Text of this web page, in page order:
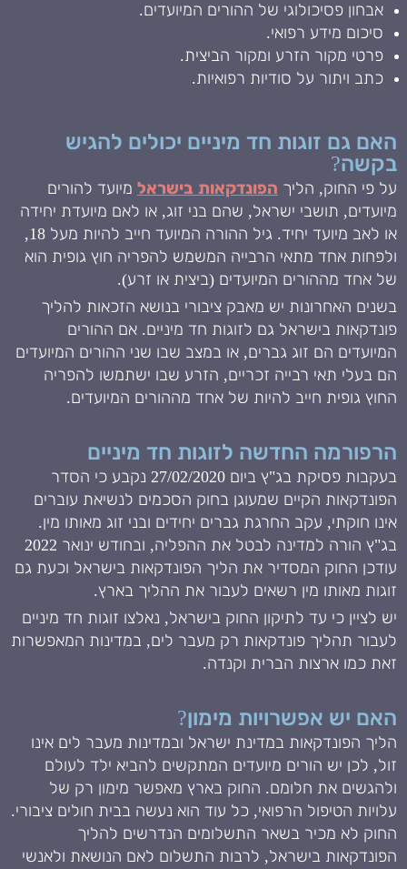
אבחון פסיכולוגי של ההורים המיועדים.
סיכום מידע רפואי.
פרטי מקור הזרע ומקור הביצית.
כתב ויתור על סודיות רפואיות.
האם גם זוגות חד מיניים יכולים להגיש
בקשה?
על פי החוק, הליך הפונדקאות בישראל מיועד להורים
מיועדים, תושבי ישראל, שהם בני זוג, או לאם מיועדת יחידה
או לאב מיועד יחיד. גיל ההורה המיועד חייב להיות מעל 18,
ולפחות אחד מתאי הרבייה המשמש להפריה חוץ גופית הוא
של אחד מההורים המיועדים (ביצית או זרע).
בשנים האחרונות יש מאבק ציבורי בנושא הזכאות להליך
פונדקאות בישראל גם לזוגות חד מיניים. אם ההורים
המיועדים הם זוג גברים, או במצב שבו שני ההורים המיועדים
הם בעלי תאי רבייה זכריים, הזרע שבו ישתמשו להפריה
החוץ גופית חייב להיות של אחד מההורים המיועדים.
הרפורמה החדשה לזוגות חד מיניים
בעקבות פסיקת בג"ץ ביום 27/02/2020 נקבע כי הסדר
הפונדקאות הקיים שמעוגן בחוק הסכמים לנשיאת עוברים
אינו חוקתי, עקב החרגת גברים יחידים ובני זוג מאותו מין.
בג"ץ הורה למדינה לבטל את ההפליה, ובחודש ינואר 2022
עודכן החוק המסדיר את הליך הפונדקאות בישראל וכעת גם
זוגות מאותו מין רשאים לעבור את ההליך בארץ.
יש לציין כי עד לתיקון החוק בישראל, נאלצו זוגות חד מיניים
לעבור תהליך פונדקאות רק מעבר לים, במדינות המאפשרות
זאת כמו ארצות הברית וקנדה.
האם יש אפשרויות מימון?
הליך הפונדקאות במדינת ישראל ובמדינות מעבר לים אינו
זול, לכן יש הורים מיועדים המתקשים להביא ילד לעולם
ולהגשים את חלומם. החוק בארץ מאפשר מימון רק של
עלויות הטיפול הרפואי, כל עוד הוא נעשה בבית חולים ציבורי.
החוק לא מכיר בשאר התשלומים הנדרשים להליך
הפונדקאות בישראל, לרבות התשלום לאם הנושאת ולאנשי